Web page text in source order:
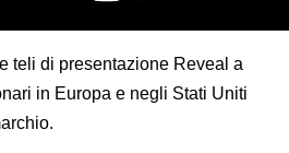
teli di presentazione Reveal a
in Europa e negli Stati Uniti